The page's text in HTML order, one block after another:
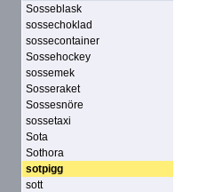
Sosseblask
sossechoklad
sossecontainer
Sossehockey
sossemek
Sosseraket
Sossesnöre
sossetaxi
Sota
Sothora
sotpigg
sott